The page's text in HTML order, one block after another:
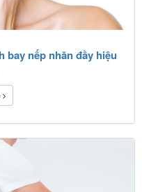
bay nếp nhăn đầy hiệu